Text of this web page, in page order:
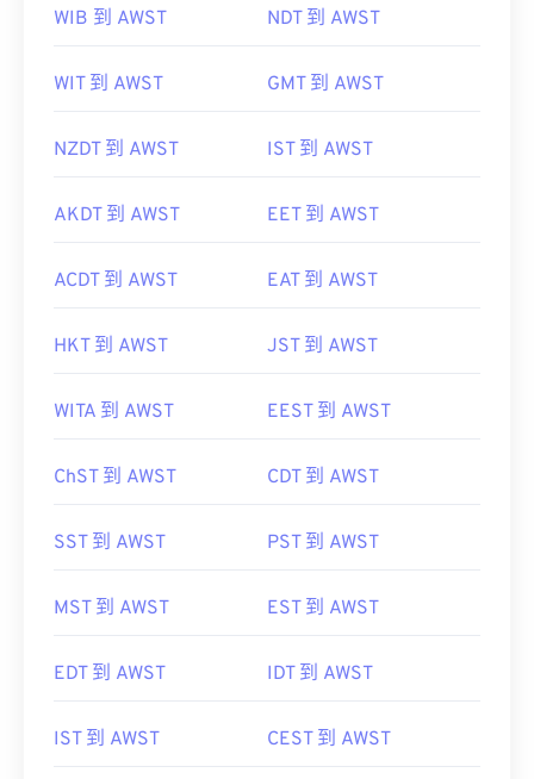
WIB 到 AWST NDT 到 AWST
WIT 到 AWST GMT 到 AWST
NZDT 到 AWST IST 到 AWST
AKDT 到 AWST EET 到 AWST
ACDT 到 AWST EAT 到 AWST
HKT 到 AWST JST 到 AWST
WITA 到 AWST EEST 到 AWST
ChST 到 AWST CDT 到 AWST
SST 到 AWST PST 到 AWST
MST 到 AWST EST 到 AWST
EDT 到 AWST IDT 到 AWST
IST 到 AWST CEST 到 AWST